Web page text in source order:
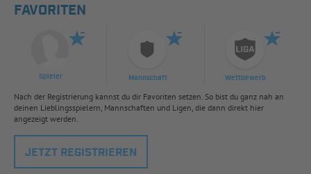
FAVORITEN
Spieler Mannschaft Wettbewerb
Nach der Registrierung kannst du dir Favoriten setzen. So bist du ganz nah an
deinen Lieblingsspielern, Mannschaften und Ligen, die dann direkt hier
angezeigt werden.
JETZT REGISTRIEREN